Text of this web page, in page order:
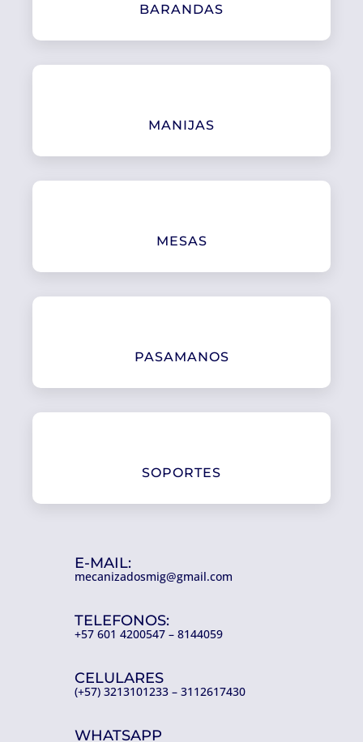
BARANDAS
MANIJAS
MESAS
PASAMANOS
SOPORTES
E-MAIL:
mecanizadosmig@gmail.com
TELEFONOS:
+57 601 4200547 – 8144059
CELULARES
(+57) 3213101233 – 3112617430
WHATSAPP